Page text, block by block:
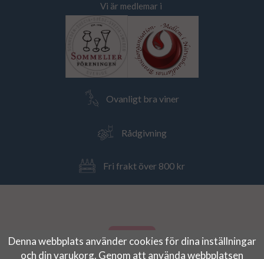
Vi är medlemar i
Ovanligt bra viner
Rådgivning
Fri frakt över 800 kr
Denna webbplats använder cookies för dina inställningar
och din varukorg. Genom att använda webbplatsen